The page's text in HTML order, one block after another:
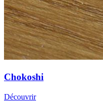
Chokoshi
Découvrir